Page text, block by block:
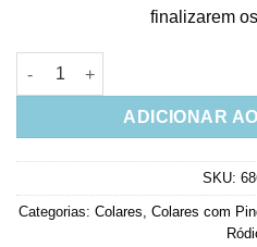
finalizarem
Colar Luxo Quadrado
ADICIONAR
SKU:
Categorias: Colares, Colares com